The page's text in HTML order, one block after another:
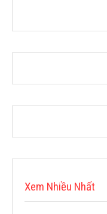
Xem Nhiều Nhất